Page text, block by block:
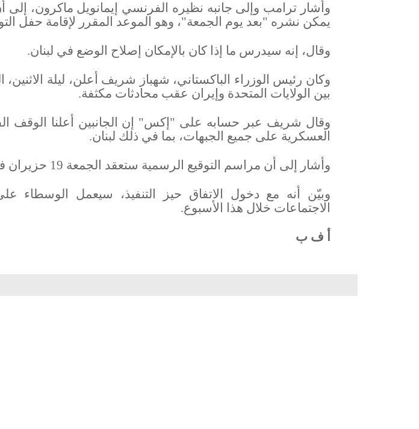
وأشار ترامب وإلى جانبه نظيره الفرنسي إيمانويل ماكرون، إلى
يمكن نشره "بعد يوم الجمعة"، وهو الموعد المقرر لإقامة حفل
وقال، إنه سيدرس ما إذا كان بالإمكان إصلاح الوضع في لبنان.
وكان رئيس الوزراء الباكستاني، شهباز شريف أعلن، ليلة
بين الولايات المتحدة وإيران عقب محادثات مكثفة.
وقال شريف عبر حسابه على "إكس" إن الجانبين أعلنا الوقف
العسكرية على جميع الجبهات، بما في ذلك لبنان.
وأشار إلى أن مراسم التوقيع الرسمية ستعقد الجمعة 19 حزيران في سويسرا.
وبيّن أنه مع دخول الاتفاق حيز التنفيذ، سيعمل الوسطاء
الاجتماعات خلال هذا الأسبوع.
أ ف ب